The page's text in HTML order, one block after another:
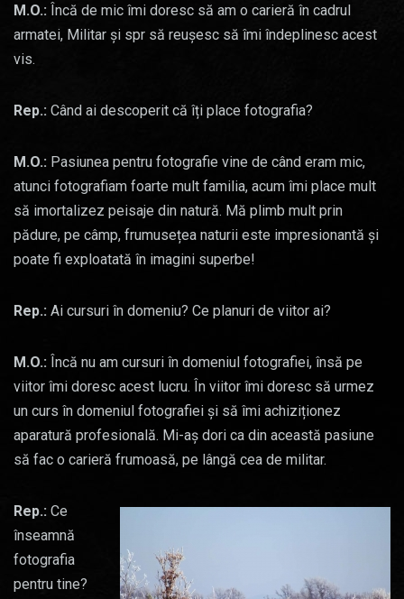
M.O.: Încă de mic îmi doresc să am o carieră în cadrul
armatei, Militar și spr să reușesc să îmi îndeplinesc acest
vis.
Rep.: Când ai descoperit că îți place fotografia?
M.O.: Pasiunea pentru fotografie vine de când eram mic,
atunci fotografiam foarte mult familia, acum îmi place mult
să imortalizez peisaje din natură. Mă plimb mult prin
pădure, pe câmp, frumusețea naturii este impresionantă și
poate fi exploatată în imagini superbe!
Rep.: Ai cursuri în domeniu? Ce planuri de viitor ai?
M.O.: Încă nu am cursuri în domeniul fotografiei, însă pe
viitor îmi doresc acest lucru. În viitor îmi doresc să urmez
un curs în domeniul fotografiei și să îmi achiziționez
aparatură profesională. Mi-aș dori ca din această pasiune
să fac o carieră frumoasă, pe lângă cea de militar.
Rep.: Ce
înseamnă
fotografia
pentru tine?